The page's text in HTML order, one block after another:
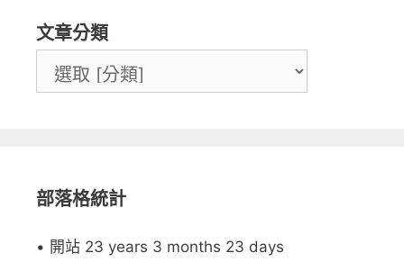
文章分類
部落格統計
• 開站 23 years 3 months 23 days